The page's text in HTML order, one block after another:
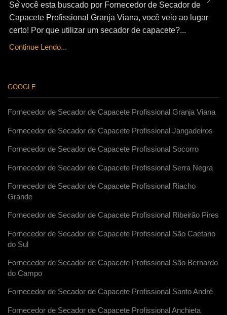
Se você esta buscado por Fornecedor de Secador de
Capacete Profissional Granja Viana, você veio ao lugar
certo! Por que utilizar um secador de capacete?...
Continue Lendo...
GOOGLE
Fornecedor de Secador de Capacete Profissional Granja Viana
Fornecedor de Secador de Capacete Profissional Jangadeiros
Fornecedor de Secador de Capacete Profissional Socorro
Fornecedor de Secador de Capacete Profissional Serra Negra
Fornecedor de Secador de Capacete Profissional Riacho
Grande
Fornecedor de Secador de Capacete Profissional Ribeirão Pires
Fornecedor de Secador de Capacete Profissional São Caetano
do Sul
Fornecedor de Secador de Capacete Profissional São Bernardo
do Campo
Fornecedor de Secador de Capacete Profissional Santo André
Fornecedor de Secador de Capacete Profissional Anchieta